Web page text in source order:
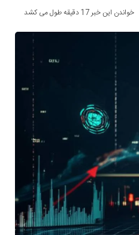
خواندن این خبر 17 دقیقه طول می کشد